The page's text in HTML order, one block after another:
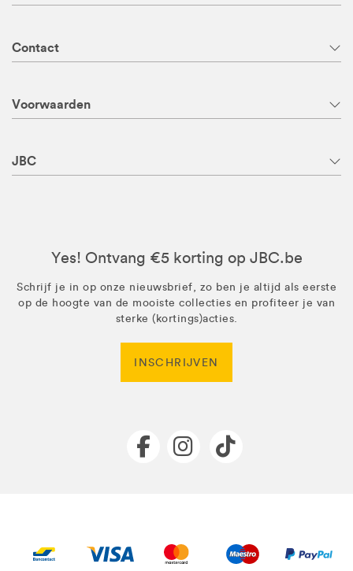
Contact
Voorwaarden
JBC
Yes! Ontvang €5 korting op JBC.be
Schrijf je in op onze nieuwsbrief, zo ben je altijd als eerste
op de hoogte van de mooiste collecties en profiteer je van
sterke (kortings)acties.
INSCHRIJVEN